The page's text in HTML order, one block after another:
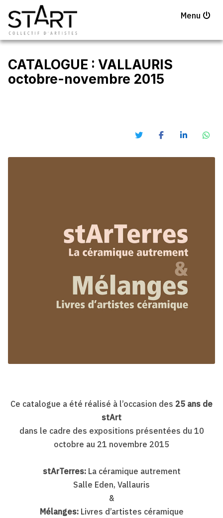
Menu
CATALOGUE : VALLAURIS
octobre-novembre 2015
Ce catalogue a été réalisé à l’occasion des 25 ans de
stArt
dans le cadre des expositions présentées du 10
octobre au 21 novembre 2015
stArTerres:La céramique autrement
Salle Eden, Vallauris
&
Mélanges:Livres d’artistes céramique